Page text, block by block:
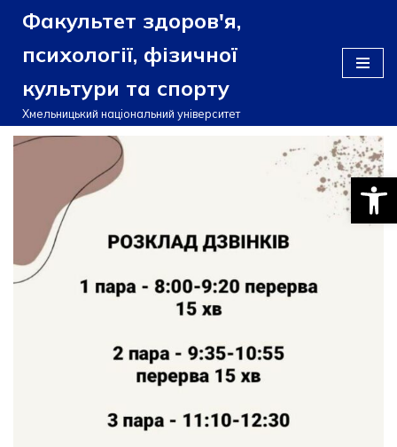
Перейти
вмісту
Факультет здоров'я,
психології, фізичної
культури та спорту
Хмельницький національний університет